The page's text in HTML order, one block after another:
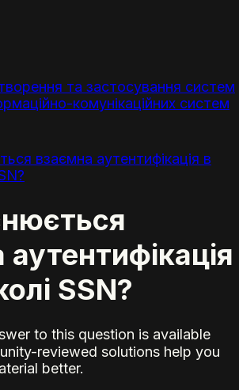
та застосування систем
комунікаційних систем
взаємна аутентифікація в
SSN?
to this question is available
reviewed solutions help you
better.